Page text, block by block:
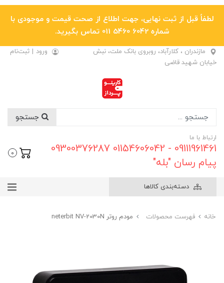
لطفاً قبل از ثبت نهایی، جهت اطلاع از صحت قیمت و موجودی با
شماره 6042 5460 011 تماس بگیرید.
مازندران ، کلارآباد، روبروی بانک ملت، نبش
خیابان شهید قاضی
ورود | ثبت‌نام
ارتباط با ما
09111961461 - 01154606042 09300376287
پیام رسان "بله"
0
دسته‌بندی کالاها
خانه فهرست محصولات مودم روتر neterbit NV-2030N